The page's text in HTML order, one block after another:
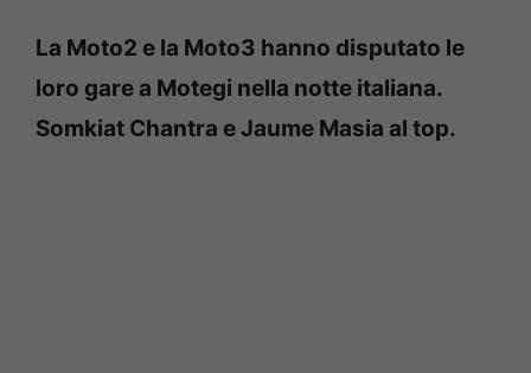
La Moto2 e la Moto3 hanno disputato le
loro gare a Motegi nella notte italiana.
Somkiat Chantra e Jaume Masia al top.